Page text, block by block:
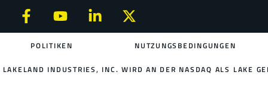
POLITIKEN NUTZUNGSBEDINGUNGEN
LAKELAND INDUSTRIES, INC. WIRD AN DER NASDAQ ALS LAKE